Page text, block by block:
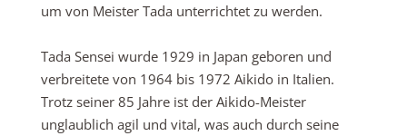
um von Meister Tada unterrichtet zu werden.
Tada Sensei wurde 1929 in Japan geboren und
verbreitete von 1964 bis 1972 Aikido in Italien.
Trotz seiner 85 Jahre ist der Aikido-Meister
unglaublich agil und vital, was auch durch seine